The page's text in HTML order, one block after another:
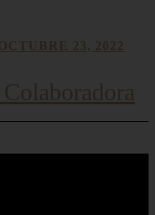
23, 2022